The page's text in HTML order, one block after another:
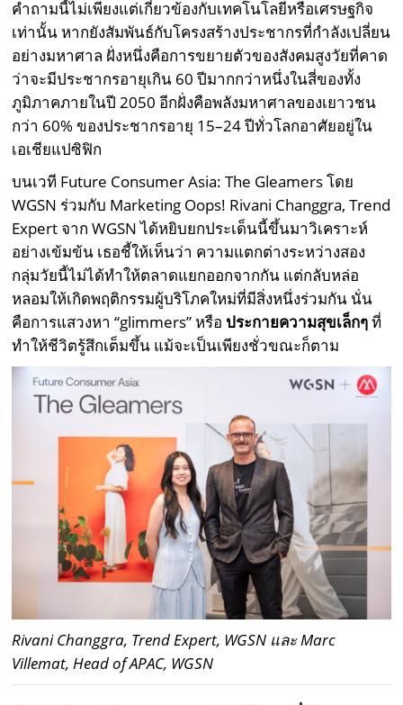
คำถามนี้ไม่เพียงแต่เกี่ยวข้องกับเทคโนโลยีหรือเศรษฐกิจ
เท่านั้น หากยังสัมพันธ์กับโครงสร้างประชากรที่กำลังเปลี่ยน
อย่างมหาศาล ฝั่งหนึ่งคือการขยายตัวของสังคมสูงวัยที่คาด
ว่าจะมีประชากรอายุเกิน 60 ปีมากกว่าหนึ่งในสี่ของทั้ง
ภูมิภาคภายในปี 2050 อีกฝั่งคือพลังมหาศาลของเยาวชน
กว่า 60% ของประชากรอายุ 15–24 ปีทั่วโลกอาศัยอยู่ใน
เอเชียแปซิฟิก
บนเวที Future Consumer Asia: The Gleamers โดย
WGSN ร่วมกับ Marketing Oops! Rivani Changgra, Trend
Expert จาก WGSN ได้หยิบยกประเด็นนี้ขึ้นมาวิเคราะห์
อย่างเข้มข้น เธอชี้ให้เห็นว่า ความแตกต่างระหว่างสอง
กลุ่มวัยนี้ไม่ได้ทำให้ตลาดแยกออกจากกัน แต่กลับหล่อ
หลอมให้เกิดพฤติกรรมผู้บริโภคใหม่ที่มีสิ่งหนึ่งร่วมกัน นั่น
คือการแสวงหา “glimmers” หรือประกายความสุขเล็กๆที่
ทำให้ชีวิตรู้สึกเต็มขึ้น แม้จะเป็นเพียงชั่วขณะก็ตาม
Rivani Changgra, Trend Expert, WGSN และ Marc
Villemat, Head of APAC, WGSN